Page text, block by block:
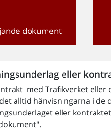
dokument
eller
med Trafikverket eller
alltid hänvisningarna i de
eller